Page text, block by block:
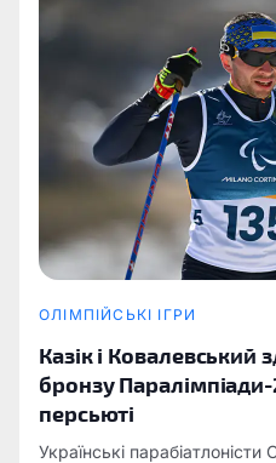
ОЛІМПІЙСЬКІ ІГРИ
Казік і Ковалевський
бронзу
персьюті
Українські